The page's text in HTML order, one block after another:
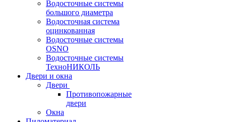
Водосточные системы
большого диаметра
Водосточная система
оцинкованная
Водосточные системы
OSNO
Водосточные системы
ТехноНИКОЛЬ
Двери и окна
Двери
Противопожарные
двери
Окна